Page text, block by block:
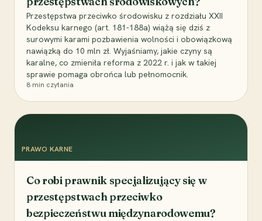
Przestępstwa przeciwko środowisku z rozdziału XXII
Kodeksu karnego (art. 181-188a) wiążą się dziś z
surowymi karami pozbawienia wolności i obowiązkową
nawiązką do 10 mln zł. Wyjaśniamy, jakie czyny są
karalne, co zmieniła reforma z 2022 r. i jak w takiej
sprawie pomaga obrońca lub pełnomocnik.
8 min czytania
PRAWO KARNE
Co robi prawnik specjalizujący się w
przestępstwach przeciwko
bezpieczeństwu międzynarodowemu?